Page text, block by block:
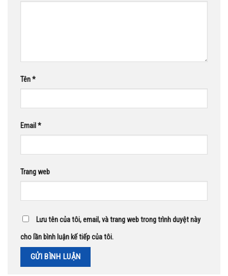
Tên*
Email *
Trang web
Lưu tên của tôi, email, và trang web trong trình duyệt này
cho lần bình luận kế tiếp của tôi.